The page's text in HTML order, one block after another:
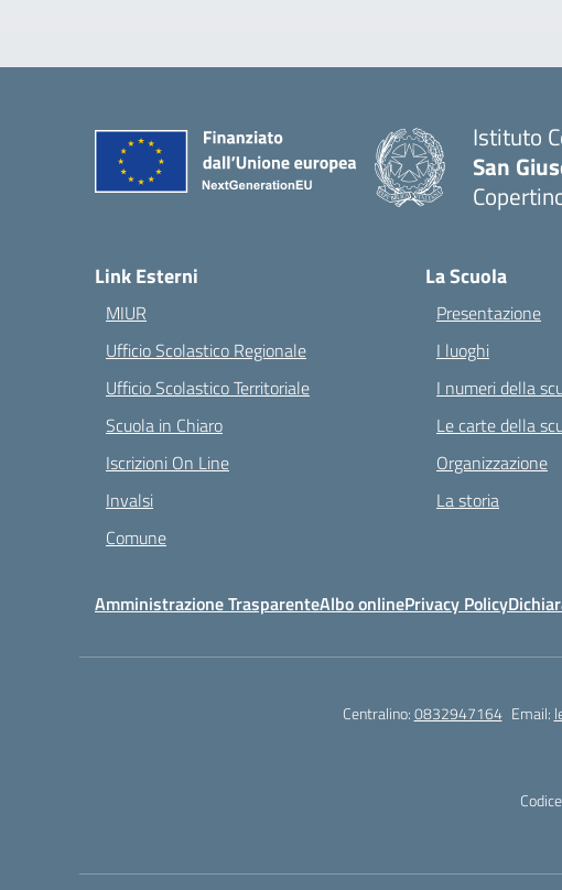
Istituto
San
Link Esterni
MIUR
Ufficio Scolastico Regionale
Ufficio Scolastico Territoriale
Scuola in Chiaro
Iscrizioni On Line
Invalsi
Comune
La Scuola
Presentazione
I luoghi
I numeri della
Le carte della
Organizzazione
La storia
Amministrazione TrasparenteAlbo onlinePrivacy Policy
Centralino:0832947164 Email: